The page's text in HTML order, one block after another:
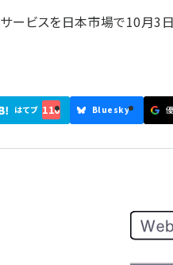
ビスを日本市場で10月3日
はてブ 116 Bluesky